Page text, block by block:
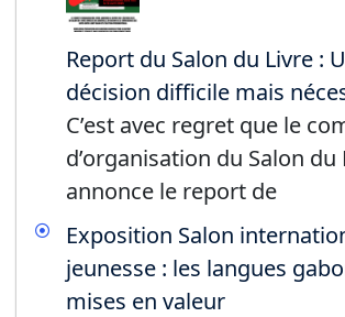
Report du Salon du Livre :
décision difficile mais
C’est avec regret que le
d’organisation du Salon du
annonce le report de
Exposition Salon
jeunesse : les langues
mises en valeur